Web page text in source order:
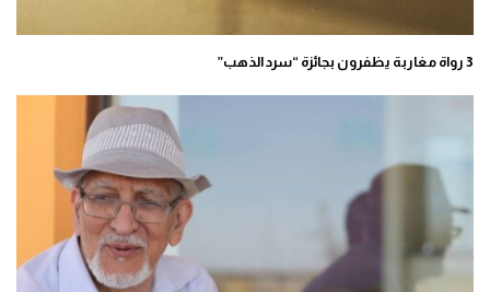
3 رواة مغاربة يظفرون بجائزة “سرد الذهب”